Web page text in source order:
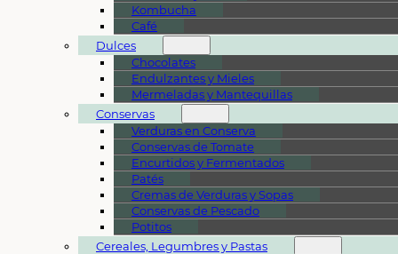
Kombucha
Café
Dulces
Chocolates
Endulzantes y Mieles
Mermeladas y Mantequillas
Conservas
Verduras en Conserva
Conservas de Tomate
Encurtidos y Fermentados
Patés
Cremas de Verduras y Sopas
Conservas de Pescado
Potitos
Cereales, Legumbres y Pastas